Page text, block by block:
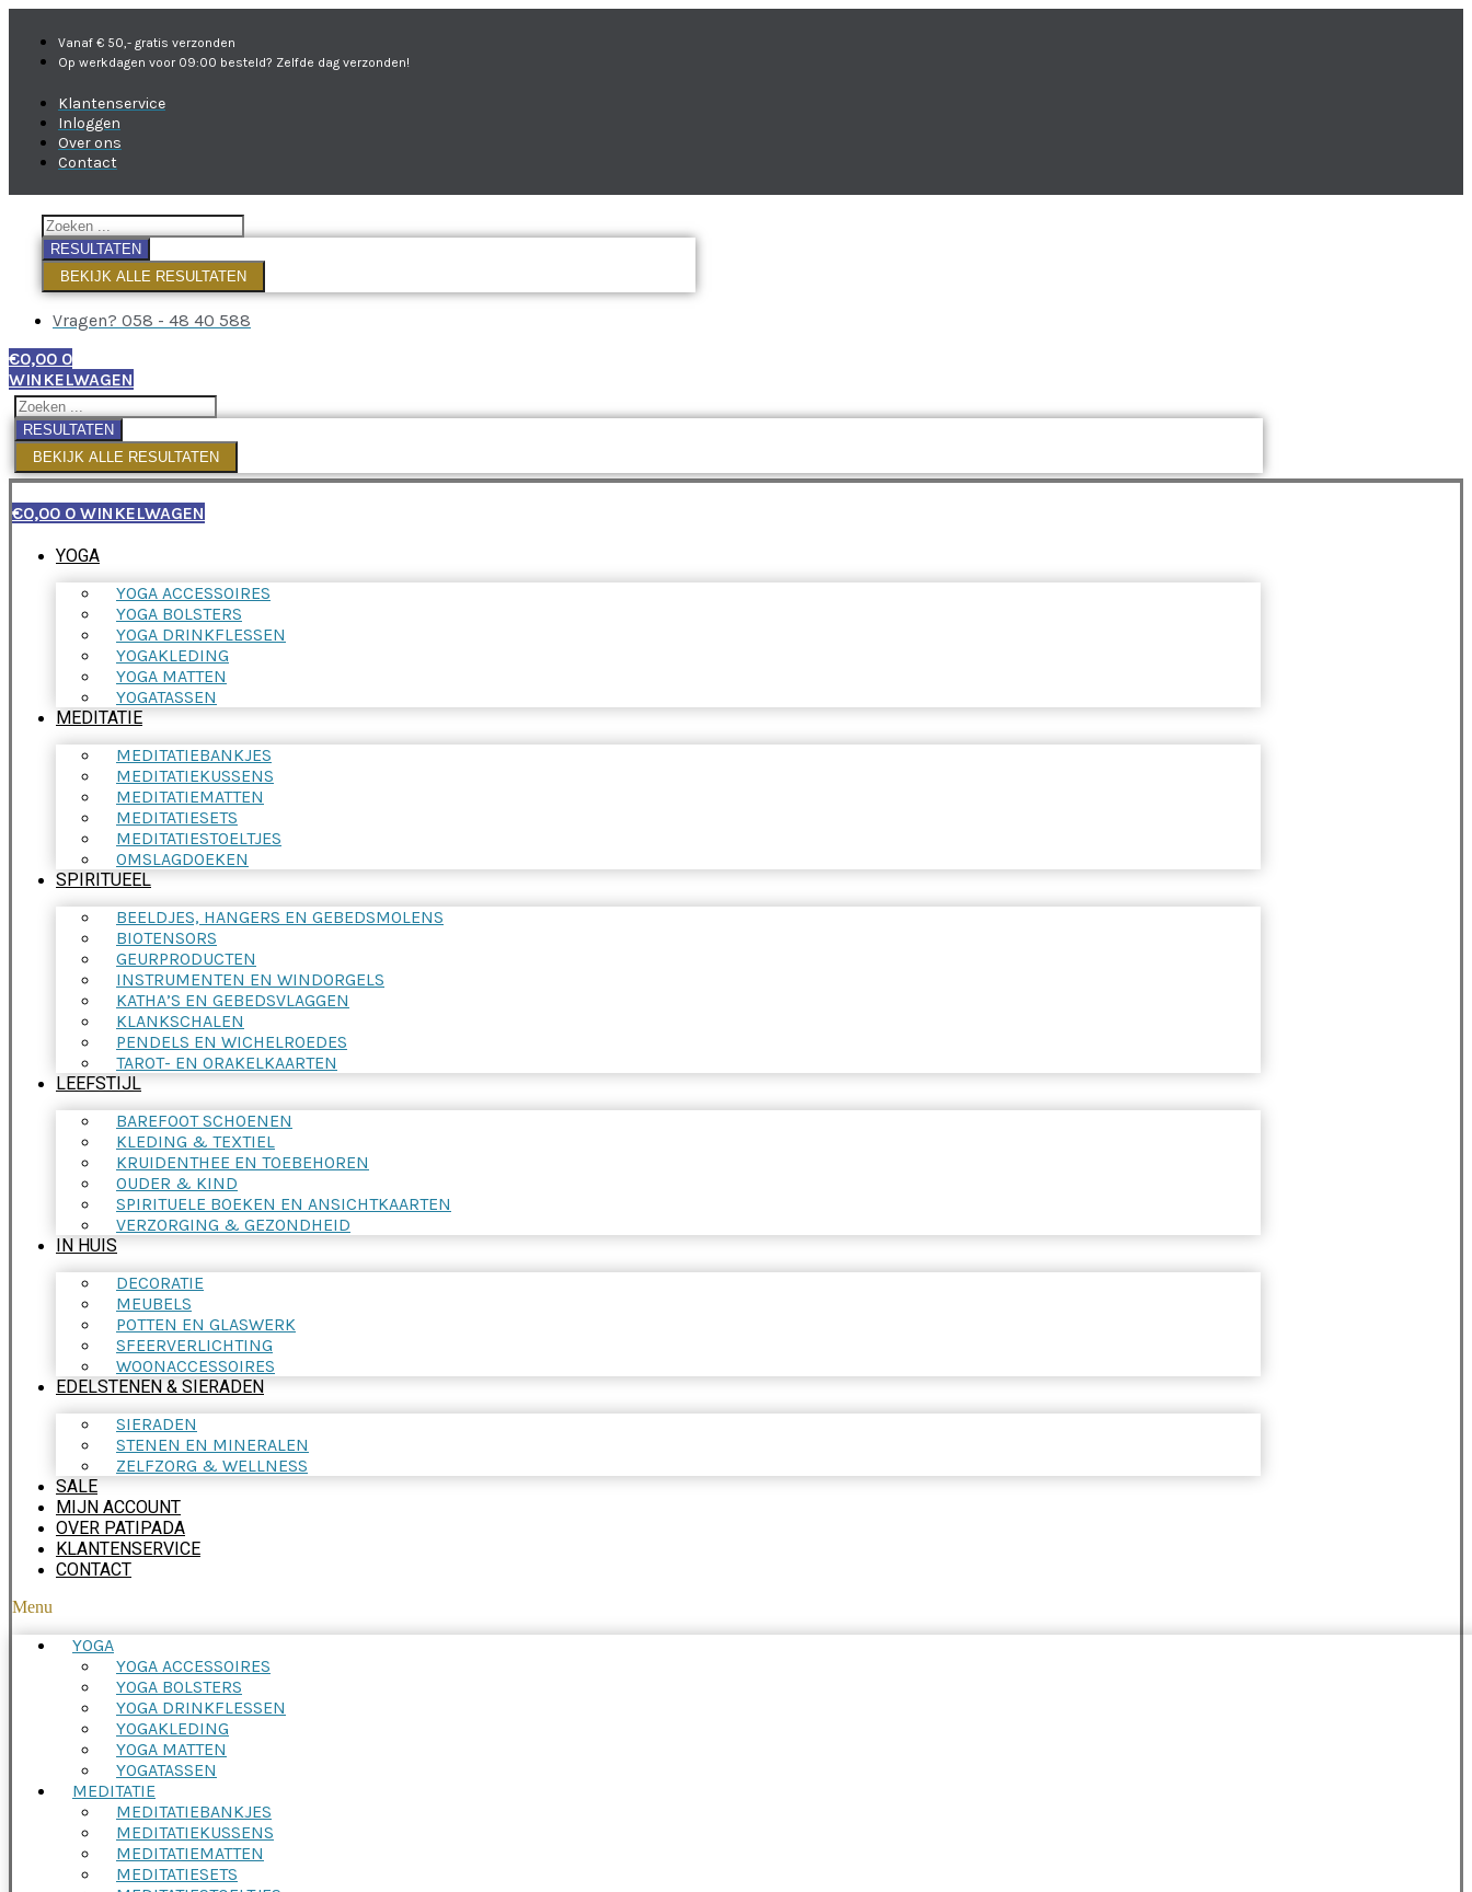
Vanaf € 50,- gratis verzonden
Op werkdagen voor 09:00 besteld? Zelfde dag verzonden!
Klantenservice
Inloggen
Over ons
Contact
RESULTATEN
BEKIJK ALLE RESULTATEN
Vragen? 058 - 48 40 588
€0,00 0
WINKELWAGEN
RESULTATEN
BEKIJK ALLE RESULTATEN
€0,00 0 WINKELWAGEN
YOGA
YOGA ACCESSOIRES
YOGA BOLSTERS
YOGA DRINKFLESSEN
YOGAKLEDING
YOGA MATTEN
YOGATASSEN
MEDITATIE
MEDITATIEBANKJES
MEDITATIEKUSSENS
MEDITATIEMATTEN
MEDITATIESETS
MEDITATIESTOELTJES
OMSLAGDOEKEN
SPIRITUEEL
BEELDJES, HANGERS EN GEBEDSMOLENS
BIOTENSORS
GEURPRODUCTEN
INSTRUMENTEN EN WINDORGELS
KATHA’S EN GEBEDSVLAGGEN
KLANKSCHALEN
PENDELS EN WICHELROEDES
TAROT- EN ORAKELKAARTEN
LEEFSTIJL
BAREFOOT SCHOENEN
KLEDING & TEXTIEL
KRUIDENTHEE EN TOEBEHOREN
OUDER & KIND
SPIRITUELE BOEKEN EN ANSICHTKAARTEN
VERZORGING & GEZONDHEID
IN HUIS
DECORATIE
MEUBELS
POTTEN EN GLASWERK
SFEERVERLICHTING
WOONACCESSOIRES
EDELSTENEN & SIERADEN
SIERADEN
STENEN EN MINERALEN
ZELFZORG & WELLNESS
SALE
MIJN ACCOUNT
OVER PATIPADA
KLANTENSERVICE
CONTACT
Menu
YOGA
YOGA ACCESSOIRES
YOGA BOLSTERS
YOGA DRINKFLESSEN
YOGAKLEDING
YOGA MATTEN
YOGATASSEN
MEDITATIE
MEDITATIEBANKJES
MEDITATIEKUSSENS
MEDITATIEMATTEN
MEDITATIESETS